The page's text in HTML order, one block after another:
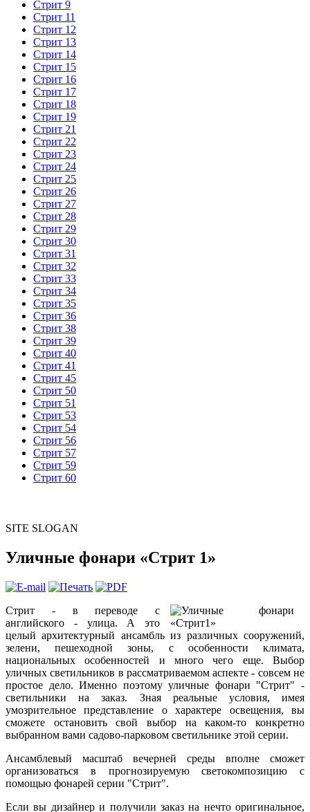
Стрит 9
Стрит 11
Стрит 12
Стрит 13
Стрит 14
Стрит 15
Стрит 16
Стрит 17
Стрит 18
Стрит 19
Стрит 21
Стрит 22
Стрит 23
Стрит 24
Стрит 25
Стрит 26
Стрит 27
Стрит 28
Стрит 29
Стрит 30
Стрит 31
Стрит 32
Стрит 33
Стрит 34
Стрит 35
Стрит 36
Стрит 38
Стрит 39
Стрит 40
Стрит 41
Стрит 45
Стрит 50
Стрит 51
Стрит 53
Стрит 54
Стрит 56
Стрит 57
Стрит 59
Стрит 60
SITE SLOGAN
Уличные фонари «Стрит 1»
Стрит - в переводе с
английского - улица. А это
целый архитектурный ансамбль из различных сооружений,
зелени, пешеходной зоны, с особенности климата,
национальных особенностей и много чего еще. Выбор
уличных светильников в рассматриваемом аспекте - совсем не
простое дело. Именно поэтому уличные фонари "Стрит" -
светильники на заказ. Зная реальные условия, имея
умозрительное представление о характере освещения, вы
сможете остановить свой выбор на каком-то конкретно
выбранном вами садово-парковом светильнике этой серии.
Ансамблевый масштаб вечерней среды вполне сможет
организоваться в прогнозируемую светокомпозицию с
помощью фонарей серии "Стрит".
Если вы дизайнер и получили заказ на нечто оригинальное,